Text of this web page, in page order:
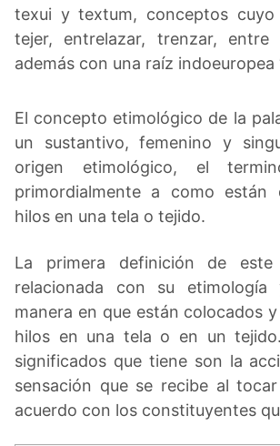
texui y textum, conceptos cuyo
tejer, entrelazar, trenzar, entre
además con una raíz indoeuropea
El concepto etimológico de la
un sustantivo, femenino y
origen etimológico, el
primordialmente a como están
hilos en una tela o tejido.
La primera definición de
relacionada con su
manera en que están colocados
hilos en una tela o en un
significados que tiene son la
sensación que se recibe al
acuerdo con los constituyentes